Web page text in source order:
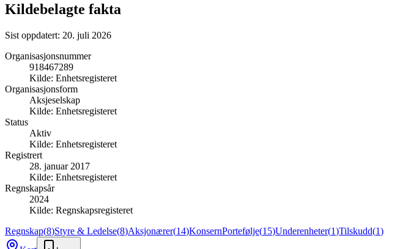
Kildebelagte fakta
Sist oppdatert: 20. juli 2026
Organisasjonsnummer
918467289
Kilde: Enhetsregisteret
Organisasjonsform
Aksjeselskap
Kilde: Enhetsregisteret
Status
Aktiv
Kilde: Enhetsregisteret
Registrert
28. januar 2017
Kilde: Enhetsregisteret
Regnskapsår
2024
Kilde: Regnskapsregisteret
Regnskap(8)Styre & Ledelse(8)Aksjonærer(14)KonsernPortefølje(15)Underenheter(1)Tilskudd(1)